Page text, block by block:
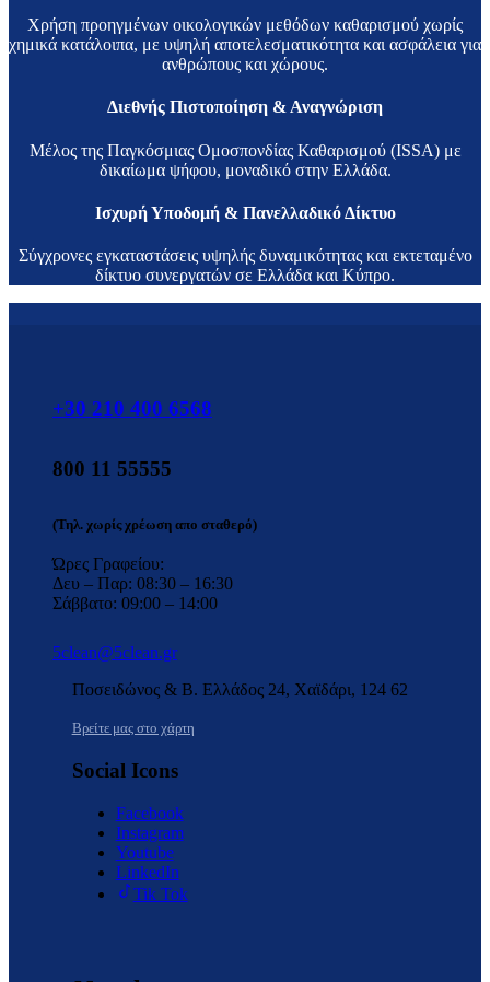
Χρήση προηγμένων οικολογικών μεθόδων καθαρισμού χωρίς
χημικά κατάλοιπα, με υψηλή αποτελεσματικότητα και ασφάλεια για
ανθρώπους και χώρους.
Διεθνής Πιστοποίηση & Αναγνώριση
Μέλος της Παγκόσμιας Ομοσπονδίας Καθαρισμού (ISSA) με
δικαίωμα ψήφου, μοναδικό στην Ελλάδα.
Ισχυρή Υποδομή & Πανελλαδικό Δίκτυο
Σύγχρονες εγκαταστάσεις υψηλής δυναμικότητας και εκτεταμένο
δίκτυο συνεργατών σε Ελλάδα και Κύπρο.
+30 210 400 6568
800 11 55555
(Τηλ. χωρίς χρέωση απο σταθερό)
Ώρες Γραφείου:
Δευ – Παρ: 08:30 – 16:30
Σάββατο: 09:00 – 14:00
5clean@5clean.gr
Ποσειδώνος & Β. Ελλάδος 24, Χαϊδάρι, 124 62
Βρείτε μας στο χάρτη
Social Icons
Facebook
Instagram
Youtube
LinkedIn
Tik Tok